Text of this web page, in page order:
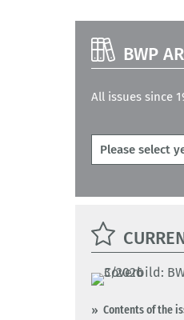
BWP
All issues since
Contents of the